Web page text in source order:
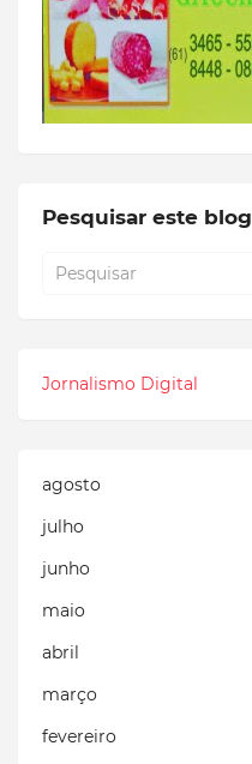
Pesquisar este blog
Jornalismo Digital
agosto
julho
junho
maio
abril
março
fevereiro